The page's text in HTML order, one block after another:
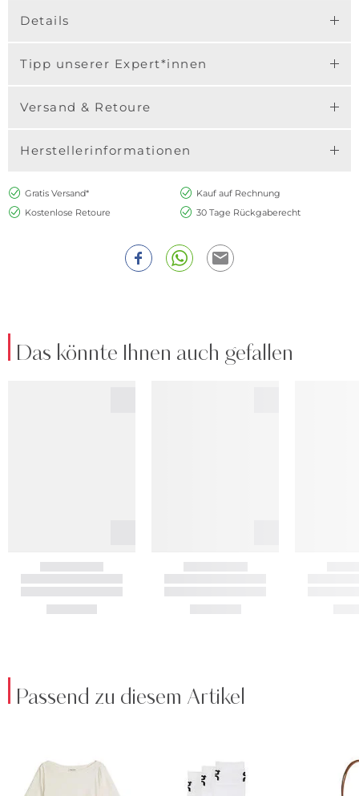
Details
Tipp unserer Expert*innen
Versand & Retoure
Herstellerinformationen
Gratis Versand*
Kauf auf Rechnung
Kostenlose Retoure
30 Tage Rückgaberecht
Das könnte Ihnen auch gefallen
Passend zu diesem Artikel